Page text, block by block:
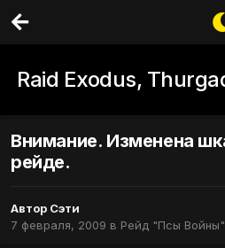
Raid Exodus,
Внимание. Изменена
рейде.
Автор Сэти
7 февраля, 2009 в Рейд "Псы